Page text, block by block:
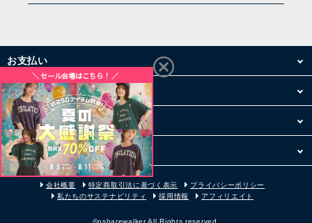
お支払い
配送・送料
お買い物について
その他
会社概要 特定商取引法に基づく表示
プライバシーポリシー
私たちのサステナビリティ
採用情報 アフィリエイト
©osharewalker All Rights reserved.